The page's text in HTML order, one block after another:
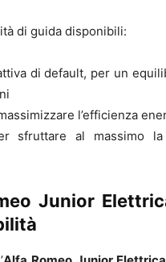
di guida disponibili:
di default, per un
l’efficienza
sfruttare al massimo la
Junior